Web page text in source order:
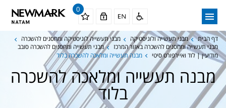
0
דף הבית מבני תעשייה ולוגיסטיקה
מבני תעשייה לוגיסטיקה ומחסנים להשכרה
מבני תעשייה ומחסנים להשכרה באזור המרכז
מבני תעשייה ומחסנים להשכרה סובב
מודיעין | לוד ואיירפורט סיטי
מבנה תעשייה ומלאכה להשכרה בלוד
מבנה תעשייה ומלאכה להשכרה
בלוד